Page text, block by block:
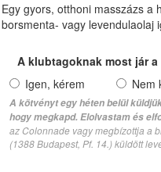
Egy gyors, otthoni masszázs a
borsmenta- vagy levendulaolaj
A klubtagoknak most jár a
Igen, kérem
Nem
A kötvényt egy héten belül
hogy megkapd. Elolvastam és
az Colonnade vagy megbízottja a
(1388 Budapest, Pf. 14.) küldött